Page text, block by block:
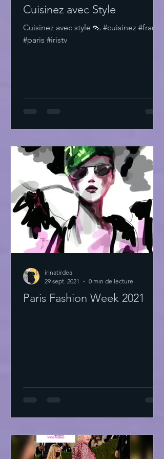
Cuisinez avec Style
Cuisinez avec style 👠 #cuisinez #france
#paris #iristv
Paris Fashion Week 2021
irinatirdea
29 sept. 2021
0 min de lecture